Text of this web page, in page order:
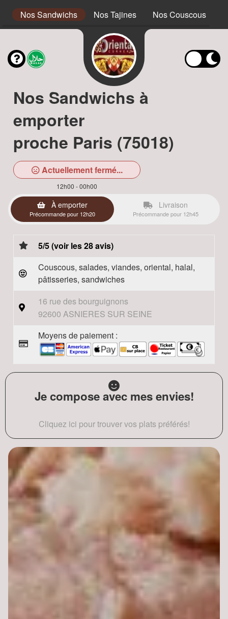
Nos Sandwichs Nos Tajines Nos Couscous
Nos Sandwichs à
emporter
proche Paris (75018)
Actuellement fermé...
12h00 - 00h00
À emporter
Précommande pour 12h20
Livraison
Précommande pour 12h45
5/5 (voir les 28 avis)
Couscous, salades, viandes, oriental, halal,
pâtisseries, sandwiches
16 rue des bourguignons
92600 ASNIERES SUR SEINE
Moyens de paiement :
Je compose avec mes envies!
Cliquez ici pour trouver vos plats préférés!